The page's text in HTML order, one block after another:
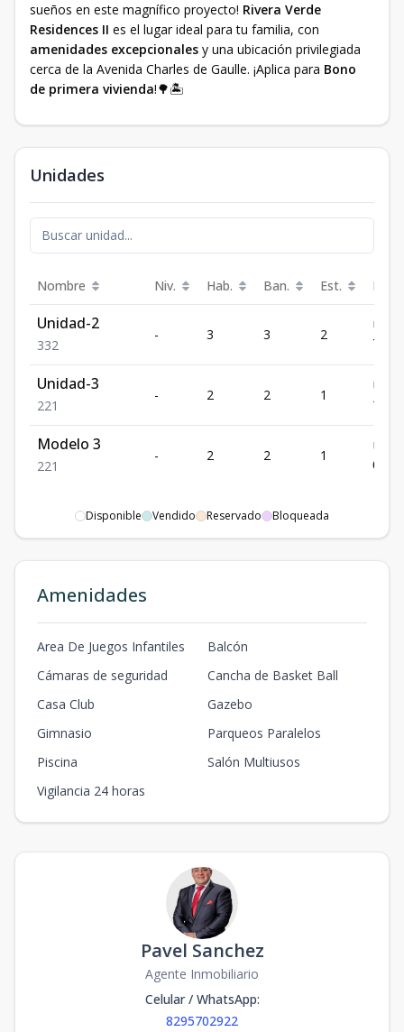
sueños en este magnífico proyecto! Rivera Verde
Residences II es el lugar ideal para tu familia, con
amenidades excepcionales y una ubicación privilegiada
cerca de la Avenida Charles de Gaulle. ¡Aplica para Bono
de primera vivienda!🌳🏝
Unidades
Nombre Niv. Hab. Ban. Est.
Unidad-2
332
- 3 3 2
US$
Unidad-3
221
- 2 2 1
US$
Modelo 3
221
- 2 2 1
US$
Disponible Vendido Reservado Bloqueada
Amenidades
Area De Juegos Infantiles
Balcón
Cámaras de seguridad
Cancha de Basket Ball
Casa Club
Gazebo
Gimnasio
Parqueos Paralelos
Piscina
Salón Multiusos
Vigilancia 24 horas
Pavel Sanchez
Agente Inmobiliario
Celular / WhatsApp:
8295702922